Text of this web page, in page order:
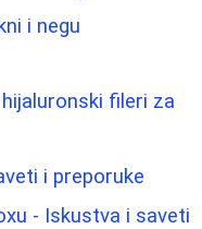
i negu
fileri za
i preporuke
- Iskustva i saveti